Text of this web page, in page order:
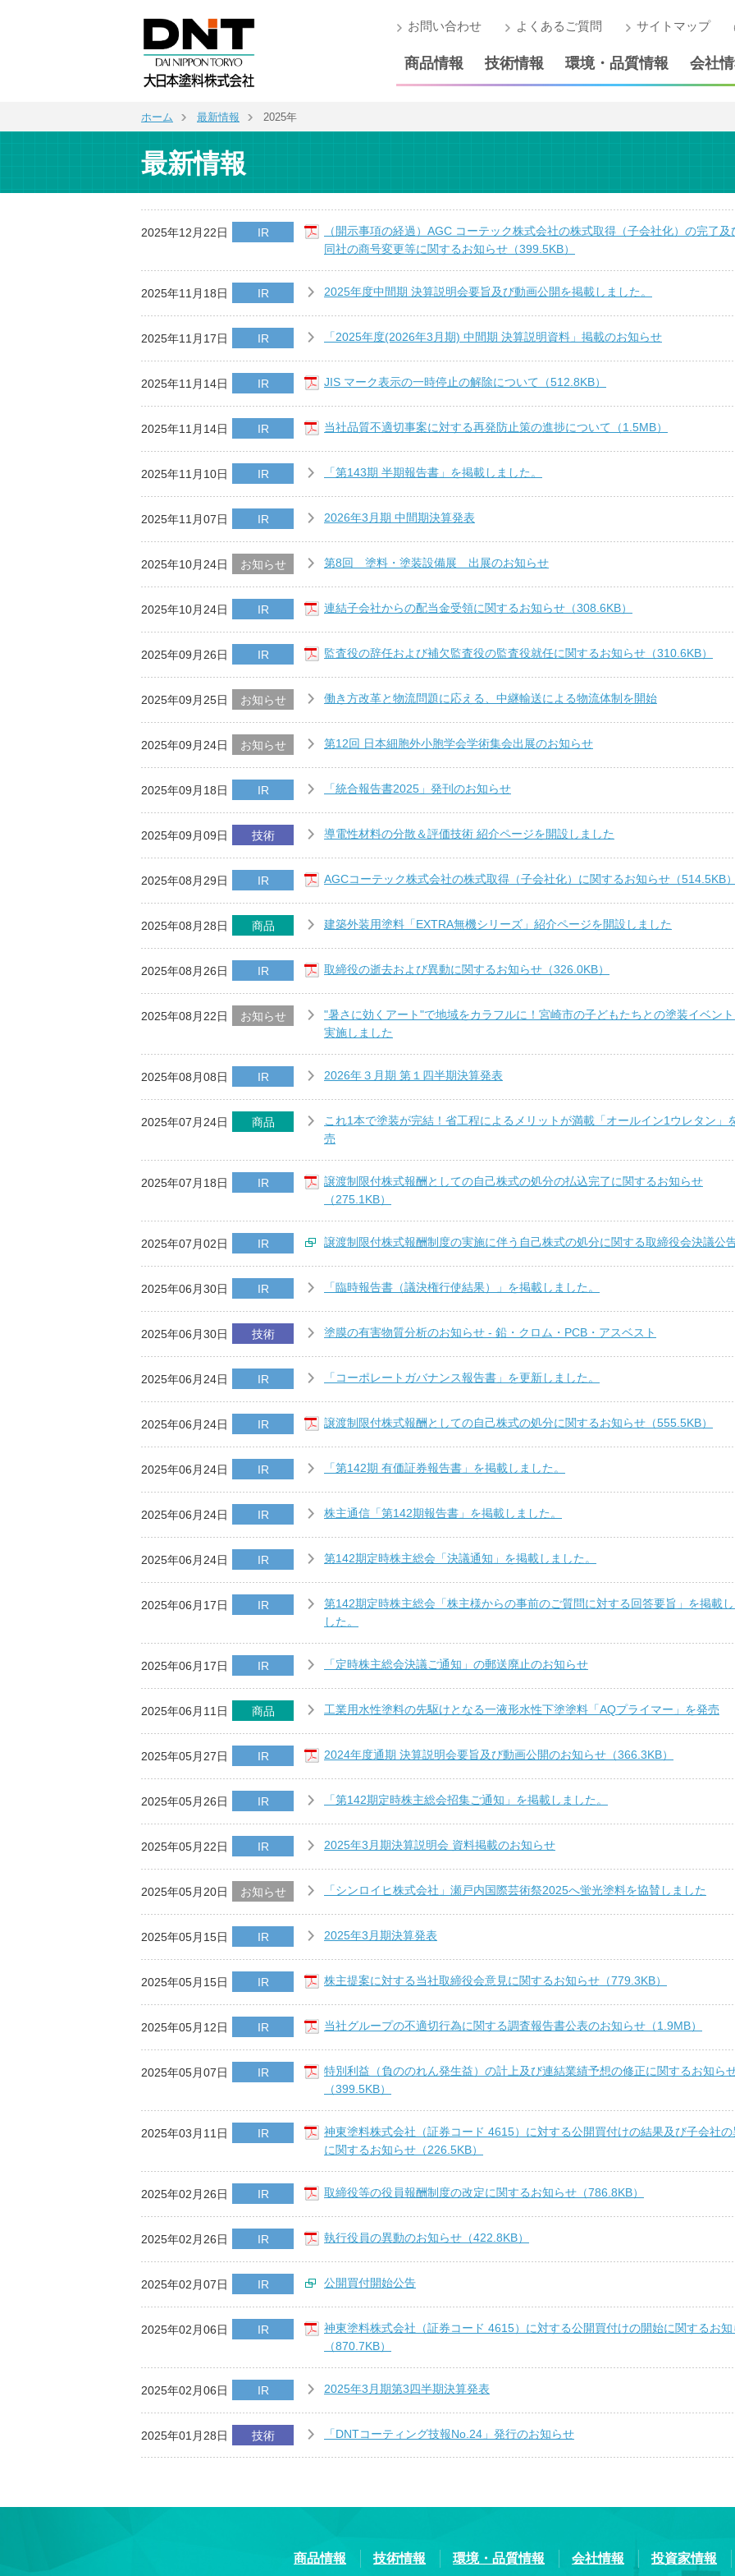
お問い合わせ よくあるご質問 サイトマップ
商品情報 技術情報 環境・品質情報 会社
ホーム 最新情報 2025年
最新情報
2025年12月22日 IR
（開示事項の経過）AGC コーテック株式会社の株式取得（子会社化）の完了及
同社の商号変更等に関するお知らせ（399.5KB）
2025年11月18日 IR 2025年度中間期 決算説明会要旨及び動画公開を掲載しました。
2025年11月17日 IR 「2025年度(2026年3月期) 中間期 決算説明資料」掲載のお知らせ
2025年11月14日 IR JIS マーク表示の一時停止の解除について（512.8KB）
2025年11月14日 IR 当社品質不適切事案に対する再発防止策の進捗について（1.5MB）
2025年11月10日 IR 「第143期 半期報告書」を掲載しました。
2025年11月07日 IR 2026年3月期 中間期決算発表
2025年10月24日 お知らせ 第8回 塗料・塗装設備展 出展のお知らせ
2025年10月24日 IR 連結子会社からの配当金受領に関するお知らせ（308.6KB）
2025年09月26日 IR 監査役の辞任および補欠監査役の監査役就任に関するお知らせ（310.6KB）
2025年09月25日 お知らせ 働き方改革と物流問題に応える、中継輸送による物流体制を開始
2025年09月24日 お知らせ 第12回 日本細胞外小胞学会学術集会出展のお知らせ
2025年09月18日 IR 「統合報告書2025」発刊のお知らせ
2025年09月09日 技術 導電性材料の分散＆評価技術 紹介ページを開設しました
2025年08月29日 IR AGCコーテック株式会社の株式取得（子会社化）に関するお知らせ（514.5KB
2025年08月28日 商品 建築外装用塗料「EXTRA無機シリーズ」紹介ページを開設しました
2025年08月26日 IR 取締役の逝去および異動に関するお知らせ（326.0KB）
2025年08月22日 お知らせ
"暑さに効くアート"で地域をカラフルに！宮崎市の子どもたちとの塗装イベン
実施しました
2025年08月08日 IR 2026年３月期 第１四半期決算発表
2025年07月24日 商品
これ1本で塗装が完結！省工程によるメリットが満載「オールイン1ウレタン」
売
2025年07月18日 IR
譲渡制限付株式報酬としての自己株式の処分の払込完了に関するお知らせ
（275.1KB）
2025年07月02日 IR 譲渡制限付株式報酬制度の実施に伴う自己株式の処分に関する取締役会決議公
2025年06月30日 IR 「臨時報告書（議決権行使結果）」を掲載しました。
2025年06月30日 技術 塗膜の有害物質分析のお知らせ - 鉛・クロム・PCB・アスベスト
2025年06月24日 IR 「コーポレートガバナンス報告書」を更新しました。
2025年06月24日 IR 譲渡制限付株式報酬としての自己株式の処分に関するお知らせ（555.5KB）
2025年06月24日 IR 「第142期 有価証券報告書」を掲載しました。
2025年06月24日 IR 株主通信「第142期報告書」を掲載しました。
2025年06月24日 IR 第142期定時株主総会「決議通知」を掲載しました。
2025年06月17日 IR
第142期定時株主総会「株主様からの事前のご質問に対する回答要旨」を掲載
した。
2025年06月17日 IR 「定時株主総会決議ご通知」の郵送廃止のお知らせ
2025年06月11日 商品 工業用水性塗料の先駆けとなる一液形水性下塗塗料「AQプライマー」を発売
2025年05月27日 IR 2024年度通期 決算説明会要旨及び動画公開のお知らせ（366.3KB）
2025年05月26日 IR 「第142期定時株主総会招集ご通知」を掲載しました。
2025年05月22日 IR 2025年3月期決算説明会 資料掲載のお知らせ
2025年05月20日 お知らせ 「シンロイヒ株式会社」瀬戸内国際芸術祭2025へ蛍光塗料を協賛しました
2025年05月15日 IR 2025年3月期決算発表
2025年05月15日 IR 株主提案に対する当社取締役会意見に関するお知らせ（779.3KB）
2025年05月12日 IR 当社グループの不適切行為に関する調査報告書公表のお知らせ（1.9MB）
2025年05月07日 IR
特別利益（負ののれん発生益）の計上及び連結業績予想の修正に関するお知ら
（399.5KB）
2025年03月11日 IR
神東塗料株式会社（証券コード 4615）に対する公開買付けの結果及び子会社の
に関するお知らせ（226.5KB）
2025年02月26日 IR 取締役等の役員報酬制度の改定に関するお知らせ（786.8KB）
2025年02月26日 IR 執行役員の異動のお知らせ（422.8KB）
2025年02月07日 IR 公開買付開始公告
2025年02月06日 IR
神東塗料株式会社（証券コード 4615）に対する公開買付けの開始に関するお知
（870.7KB）
2025年02月06日 IR 2025年3月期第3四半期決算発表
2025年01月28日 技術 「DNTコーティング技報No.24」発行のお知らせ
商品情報 技術情報 環境・品質情報 会社情報 投資家情報